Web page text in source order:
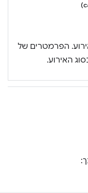
הפרמטרים של
האירוע.